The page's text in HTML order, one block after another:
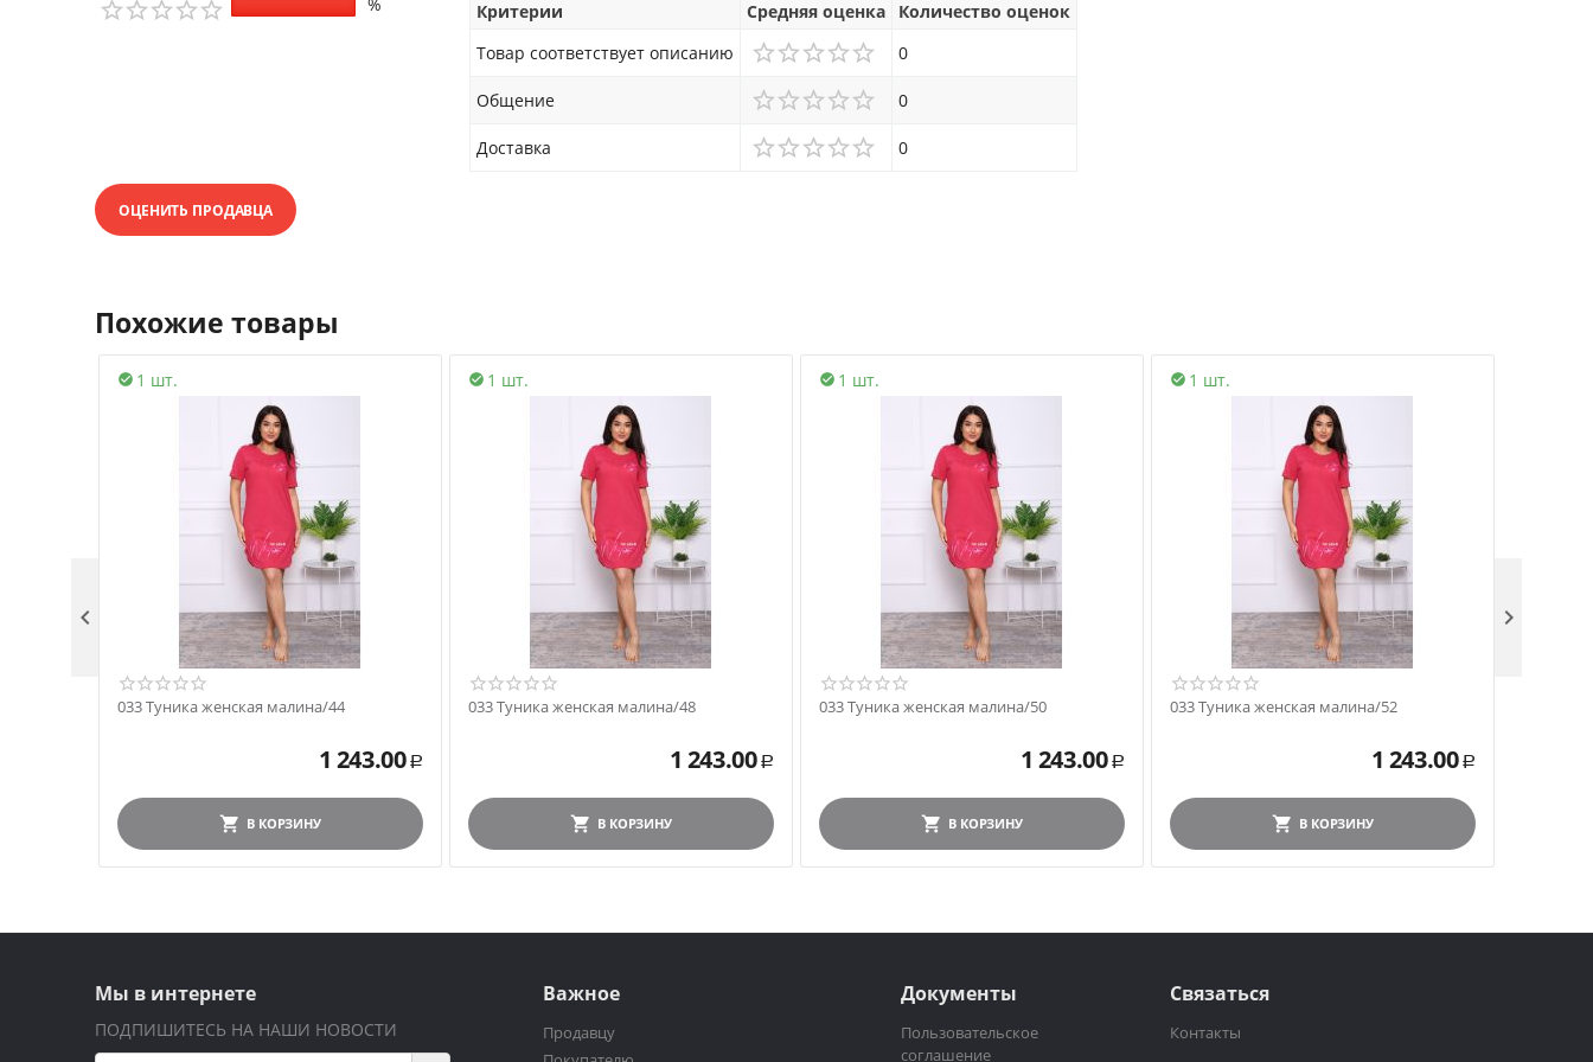
Критерии Средняя оценка
Количество оценок
Товар соответствует описанию
0
Общение 0
Доставка 0
ОЦЕНИТЬ ПРОДАВЦА
Похожие товары
1 шт.

033 Туника женская малина/44
1 243.00 Р
В КОРЗИНУ
1 шт.

033 Туника женская малина/48
1 243.00 Р
В КОРЗИНУ
1 шт.

033 Туника женская малина/50
1 243.00 Р
В КОРЗИНУ
1 шт.

033 Туника женская малина/52
1 243.00 Р
В КОРЗИНУ
 
Мы в интернете
ПОДПИШИТЕСЬ НА НАШИ НОВОСТИ
Важное
Продавцу
Документы
Пользовательское
соглашение
Связаться
Контакты